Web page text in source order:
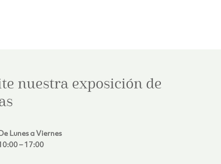
nuestra exposición de
Lunes a Viernes
– 17:00